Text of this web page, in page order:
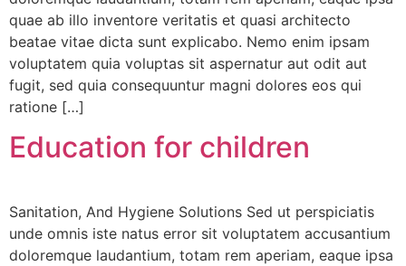
Dr. Lalitha Bharat
Karnataka State Advisor
quae ab illo inventore veritatis et quasi architecto
beatae vitae dicta sunt explicabo. Nemo enim ipsam
voluptatem quia voluptas sit aspernatur aut odit aut
fugit, sed quia consequuntur magni dolores eos qui
ratione […]
Education for children
Sanitation, And Hygiene Solutions Sed ut perspiciatis
unde omnis iste natus error sit voluptatem accusantium
doloremque laudantium, totam rem aperiam, eaque ipsa